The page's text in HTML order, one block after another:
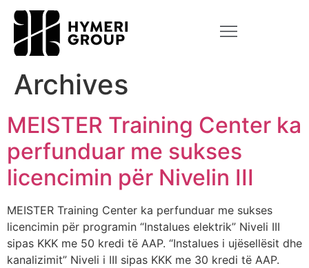
Archives
MEISTER Training Center ka
perfunduar me sukses
licencimin për Nivelin III
MEISTER Training Center ka perfunduar me sukses
licencimin për programin “Instalues elektrik” Niveli III
sipas KKK me 50 kredi të AAP. “Instalues i ujësellësit dhe
kanalizimit” Niveli i III sipas KKK me 30 kredi të AAP.